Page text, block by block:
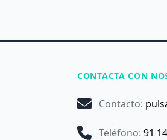
CONTACTA CON
Contacto:
Teléfono: 91